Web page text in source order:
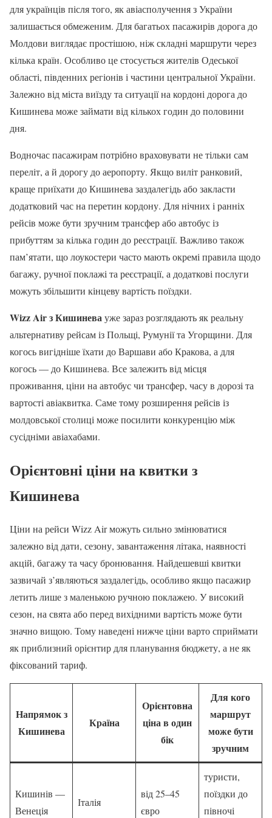
для українців після того, як авіасполучення з України
залишається обмеженим. Для багатьох пасажирів дорога до
Молдови виглядає простішою, ніж складні маршрути через
кілька країн. Особливо це стосується жителів Одеської
області, південних регіонів і частини центральної України.
Залежно від міста виїзду та ситуації на кордоні дорога до
Кишинева може займати від кількох годин до половини
дня.
Водночас пасажирам потрібно враховувати не тільки сам
переліт, а й дорогу до аеропорту. Якщо виліт ранковий,
краще приїхати до Кишинева заздалегідь або закласти
додатковий час на перетин кордону. Для нічних і ранніх
рейсів може бути зручним трансфер або автобус із
прибуттям за кілька годин до реєстрації. Важливо також
пам’ятати, що лоукостери часто мають окремі правила щодо
багажу, ручної поклажі та реєстрації, а додаткові послуги
можуть збільшити кінцеву вартість поїздки.
Wizz Air з Кишиневауже зараз розглядають як реальну
альтернативу рейсам із Польщі, Румунії та Угорщини. Для
когось вигідніше їхати до Варшави або Кракова, а для
когось — до Кишинева. Все залежить від місця
проживання, ціни на автобус чи трансфер, часу в дорозі та
вартості авіаквитка. Саме тому розширення рейсів із
молдовської столиці може посилити конкуренцію між
сусідніми авіахабами.
Орієнтовні ціни на квитки з
Кишинева
Ціни на рейси Wizz Air можуть сильно змінюватися
залежно від дати, сезону, завантаження літака, наявності
акцій, багажу та часу бронювання. Найдешевші квитки
зазвичай з’являються заздалегідь, особливо якщо пасажир
летить лише з маленькою ручною поклажею. У високий
сезон, на свята або перед вихідними вартість може бути
значно вищою. Тому наведені нижче ціни варто сприймати
як приблизний орієнтир для планування бюджету, а не як
фіксований тариф.
Напрямок з
Кишинева
Країна
Орієнтовна
ціна в один
бік
Для кого
маршрут
може бути
зручним
Кишинів —
Венеція
Італія
від 25–45
євро
туристи,
поїздки до
півночі